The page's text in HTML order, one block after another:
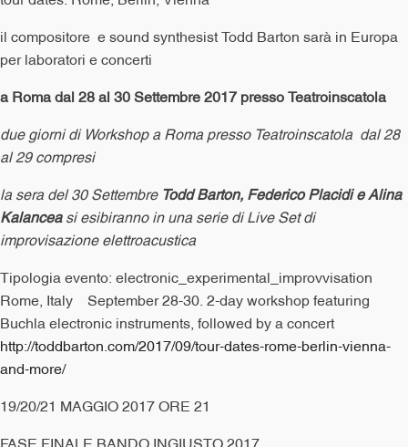
il compositore e sound synthesist Todd Barton sarà in Europa
per laboratori e concerti
a Roma dal 28 al 30 Settembre 2017 presso Teatroinscatola
due giorni di Workshop a Roma presso Teatroinscatola dal 28
al 29 compresi
la sera del 30 Settembre Todd Barton, Federico Placidi e Alina
Kalancea si esibiranno in una serie di Live Set di
improvisazione elettroacustica
Tipologia evento: electronic_experimental_improvvisation
Rome, Italy September 28-30. 2-day workshop featuring
Buchla electronic instruments, followed by a concert
http://toddbarton.com/2017/09/tour-dates-rome-berlin-vienna-
and-more/
19/20/21 MAGGIO 2017 ORE 21
FASE FINALE BANDO INGIUSTO 2017